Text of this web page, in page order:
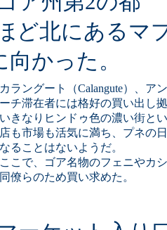
ど北にあるマ
かった。
カラングート（Calangute）、ア
ーチ滞在者には格好の買い出し
いきなりヒンドゥ色の濃い街と
店も市場も活気に満ち、プネの
なることはないようだ。
ここで、ゴア名物のフェニやカ
同僚らのため買い求めた。